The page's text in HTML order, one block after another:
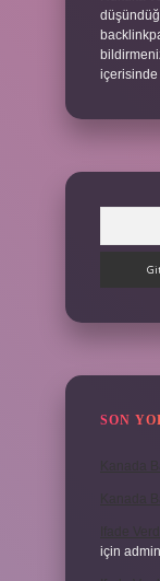
içerisinde
SON
için admin